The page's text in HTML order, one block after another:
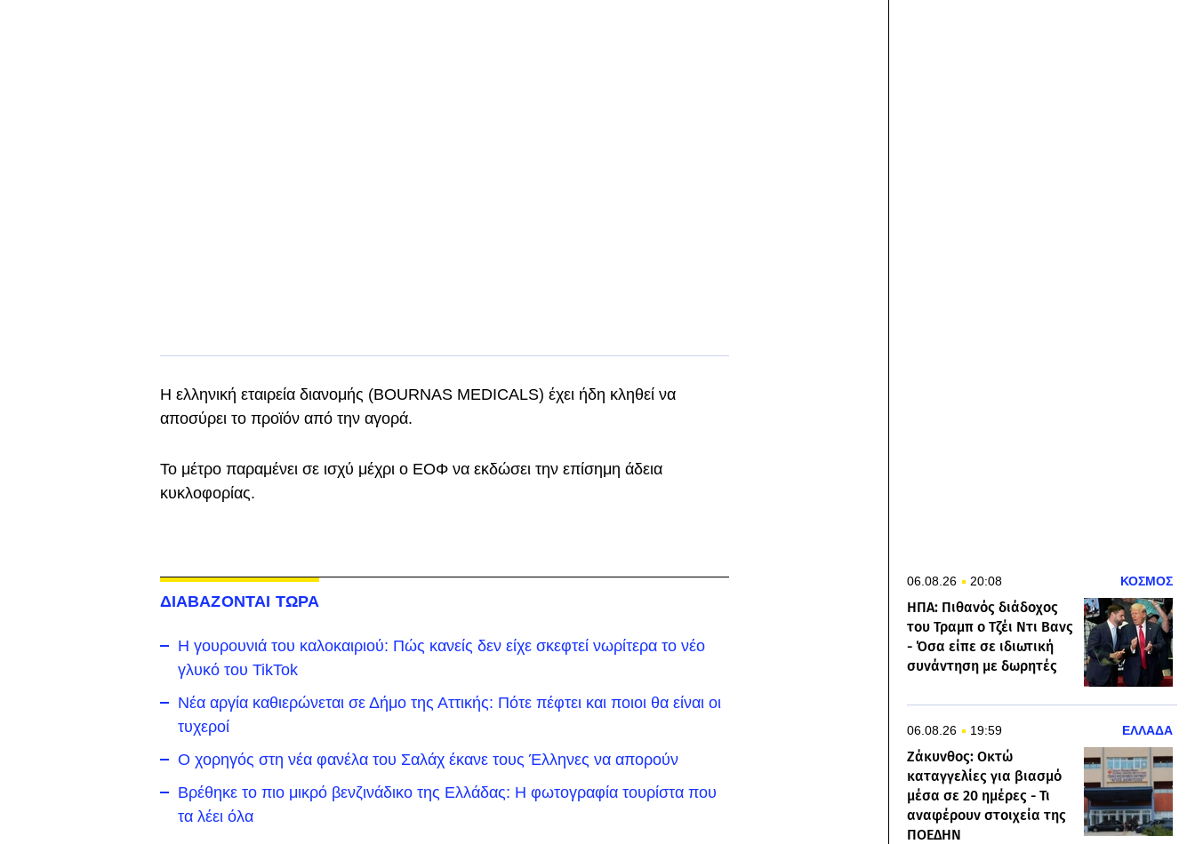
Η ελληνική εταιρεία διανομής (BOURNAS MEDICALS) έχει ήδη κληθεί να
αποσύρει το προϊόν από την αγορά.
Το μέτρο παραμένει σε ισχύ μέχρι ο ΕΟΦ να εκδώσει την επίσημη άδεια
κυκλοφορίας.
ΔΙΑΒΑΖΟΝΤΑΙ ΤΩΡΑ
Η γουρουνιά του καλοκαιριού: Πώς κανείς δεν είχε σκεφτεί νωρίτερα το νέο
γλυκό του TikTok
Νέα αργία καθιερώνεται σε Δήμο της Αττικής: Πότε πέφτει και ποιοι θα είναι οι
τυχεροί
Ο χορηγός στη νέα φανέλα του Σαλάχ έκανε τους Έλληνες να απορούν
Βρέθηκε το πιο μικρό βενζινάδικο της Ελλάδας: Η φωτογραφία τουρίστα που
τα λέει όλα
06.08.26 20:08 ΚΟΣΜΟΣ
ΗΠΑ: Πιθανός διάδοχος
του Τραμπ ο Τζέι Ντι Βανς
- Όσα είπε σε ιδιωτική
συνάντηση με δωρητές
06.08.26 19:59 ΕΛΛΑΔΑ
Ζάκυνθος: Οκτώ
καταγγελίες για βιασμό
μέσα σε 20 ημέρες - Τι
αναφέρουν στοιχεία της
ΠΟΕΔΗΝ